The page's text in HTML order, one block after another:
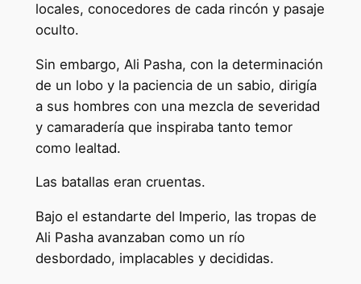
locales, conocedores de cada rincón y pasaje
oculto.
Sin embargo, Ali Pasha, con la determinación
de un lobo y la paciencia de un sabio, dirigía
a sus hombres con una mezcla de severidad
y camaradería que inspiraba tanto temor
como lealtad.
Las batallas eran cruentas.
Bajo el estandarte del Imperio, las tropas de
Ali Pasha avanzaban como un río
desbordado, implacables y decididas.